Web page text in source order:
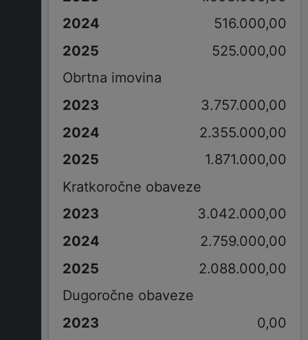
516.000,00
525.000,00
Obrtna imovina
3.757.000,00
2.355.000,00
1.871.000,00
Kratkoročne obaveze
3.042.000,00
2.759.000,00
2.088.000,00
Dugoročne obaveze
0,00